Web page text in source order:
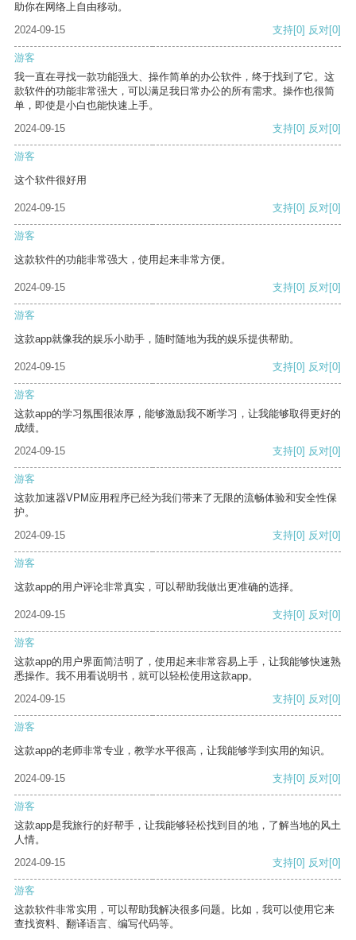
助你在网络上自由移动。
2024-09-15
支持[0] 反对[0]
游客
我一直在寻找一款功能强大、操作简单的办公软件，终于找到了它。这
款软件的功能非常强大，可以满足我日常办公的所有需求。操作也很简
单，即使是小白也能快速上手。
2024-09-15
支持[0] 反对[0]
游客
这个软件很好用
2024-09-15 支持[0] 反对[0]
游客
这款软件的功能非常强大，使用起来非常方便。
2024-09-15 支持[0] 反对[0]
游客
这款app就像我的娱乐小助手，随时随地为我的娱乐提供帮助。
2024-09-15 支持[0] 反对[0]
游客
这款app的学习氛围很浓厚，能够激励我不断学习，让我能够取得更好的
成绩。
2024-09-15
支持[0] 反对[0]
游客
这款加速器VPM应用程序已经为我们带来了无限的流畅体验和安全性保
护。
2024-09-15
支持[0] 反对[0]
游客
这款app的用户评论非常真实，可以帮助我做出更准确的选择。
2024-09-15 支持[0] 反对[0]
游客
这款app的用户界面简洁明了，使用起来非常容易上手，让我能够快速熟
悉操作。我不用看说明书，就可以轻松使用这款app。
2024-09-15
支持[0] 反对[0]
游客
这款app的老师非常专业，教学水平很高，让我能够学到实用的知识。
2024-09-15 支持[0] 反对[0]
游客
这款app是我旅行的好帮手，让我能够轻松找到目的地，了解当地的风土
人情。
2024-09-15
支持[0] 反对[0]
游客
这款软件非常实用，可以帮助我解决很多问题。比如，我可以使用它来
查找资料、翻译语言、编写代码等。